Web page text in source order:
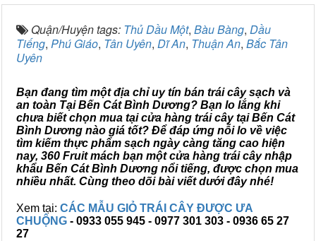
Quận/Huyện tags: Thủ Dầu Một, Bàu Bàng, Dầu
Tiếng, Phú Giáo, Tân Uyên, Dĩ An, Thuận An, Bắc Tân
Uyên
Bạn đang tìm một địa chỉ uy tín bán trái cây sạch và
an toàn Tại Bến Cát Bình Dương? Bạn lo lắng khi
chưa biết chọn mua tại cửa hàng trái cây tại Bến Cát
Bình Dương nào giá tốt? Để đáp ứng nỗi lo về việc
tìm kiếm thực phẩm sạch ngày càng tăng cao hiện
nay, 360 Fruit mách bạn một cửa hàng trái cây nhập
khẩu Bến Cát Bình Dương nổi tiếng, được chọn mua
nhiều nhất. Cùng theo dõi bài viết dưới đây nhé!
Xem tại: CÁC MẪU GIỎ TRÁI CÂY ĐƯỢC ƯA
CHUỘNG - 0933 055 945 - 0977 301 303 - 0936 65 27
27